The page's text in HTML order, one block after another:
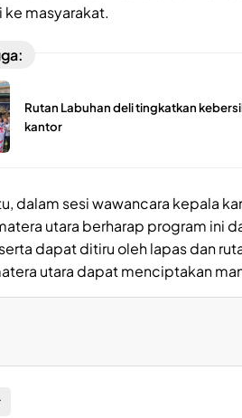
masyarakat.
Rutan Labuhan deli tingkatkan
kantor
dalam sesi wawancara kepala
utara berharap program ini
dapat ditiru oleh lapas dan
utara dapat menciptakan